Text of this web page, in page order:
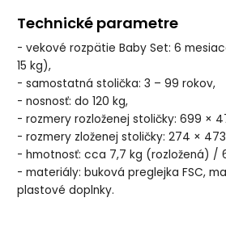
Technické parametre
- vekové rozpätie Baby Set: 6
15 kg),
- samostatná stolička: 3 – 99 rokov,
- nosnosť: do 120 kg,
- rozmery rozloženej stoličky: 699 ×
- rozmery zloženej stoličky: 274 ×
- hmotnosť: cca 7,7 kg (rozložená) /
- materiály: buková preglejka FSC,
plastové doplnky.